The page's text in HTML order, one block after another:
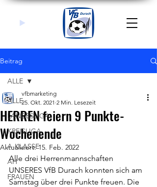
Beitrag
ALLE
LANDESLIGA
KREISLIGA
A-KLASSE
AH
FRAUEN
ALLE
HERREN feiern 9 Punkte-
Wochenende
vfbmarketing
25. Okt. 2021 2 Min. Lesezeit
Aktualisiert:15. Feb. 2022
Alle drei Herrenmannschaften
UNSERES VfB Durach konnten sich am
Samstag über drei Punkte freuen. Die